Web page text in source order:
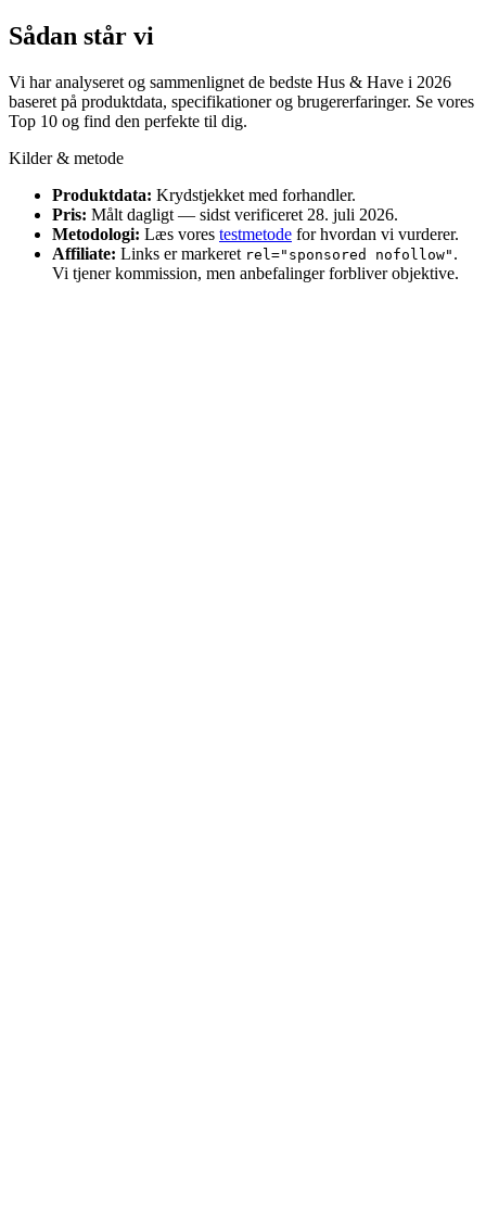
Sådan står vi
Vi har analyseret og sammenlignet de bedste Hus & Have i 2026
baseret på produktdata, specifikationer og brugererfaringer. Se vores
Top 10 og find den perfekte til dig.
Kilder & metode
Produktdata: Krydstjekket med forhandler.
Pris: Målt dagligt — sidst verificeret 28. juli 2026.
Metodologi: Læs vores testmetode for hvordan vi vurderer.
Affiliate: Links er markeret rel="sponsored nofollow" .
Vi tjener kommission, men anbefalinger forbliver objektive.